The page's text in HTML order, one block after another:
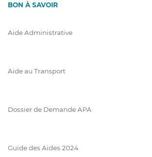
BON À SAVOIR
Aide Administrative
Aide au Transport
Dossier de Demande APA
Guide des Aides 2024